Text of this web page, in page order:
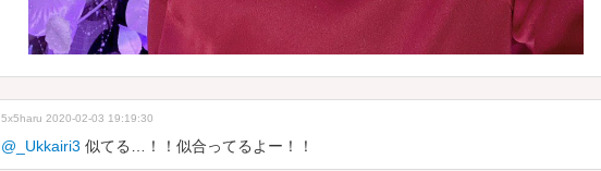
5x5haru 2020-02-03 19:19:30
@_Ukkairi3 似てる…！！似合ってるよー！！